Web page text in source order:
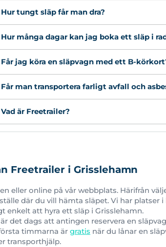
Hur tungt släp får man dra?
Hur många dagar kan jag boka ett släp i
Får jag köra en släpvagn med ett B-
Får man transportera farligt avfall och
Vad är Freetrailer?
Freetrailer i Grisslehamn
eller online på vår webbplats. Härifrån
där du vill hämta släpet. Vi har platser i
enkelt att hyra ett släp i Grisslehamn.
det dags att antingen reservera en
timmarna är gratis när du lånar en
transporthjälp.